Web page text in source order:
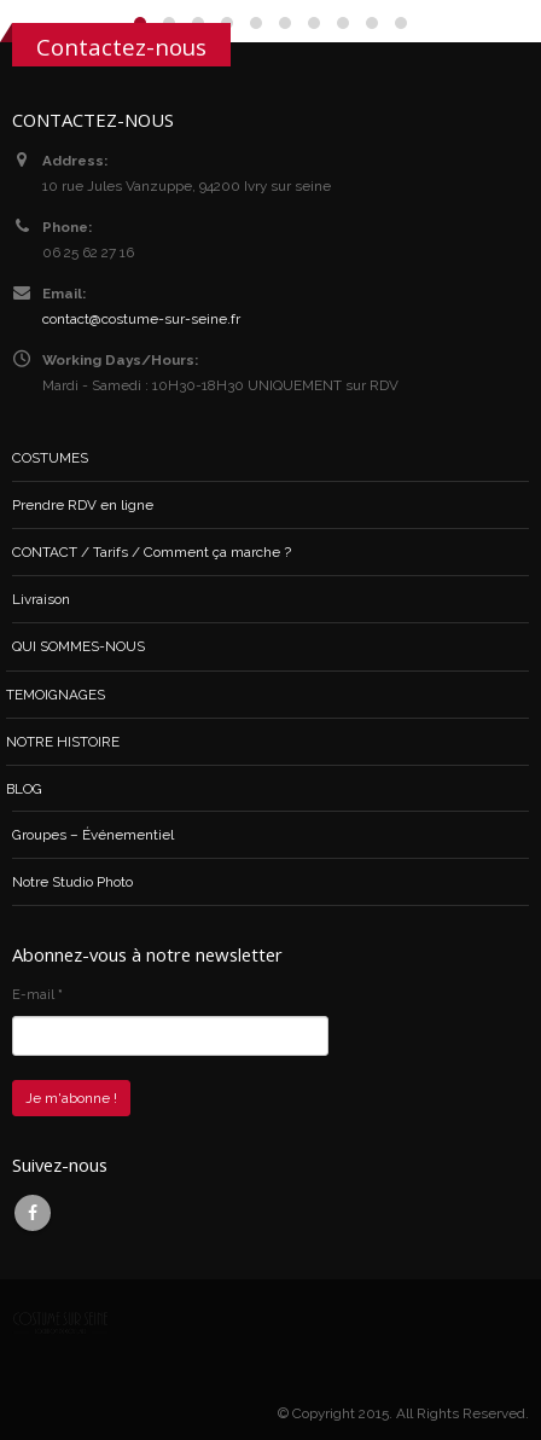
Contactez-nous
CONTACTEZ-NOUS
Address:
10 rue Jules Vanzuppe, 94200 Ivry sur seine
Phone:
06 25 62 27 16
Email:
contact@costume-sur-seine.fr
Working Days/Hours:
Mardi - Samedi : 10H30-18H30 UNIQUEMENT sur RDV
COSTUMES
Prendre RDV en ligne
CONTACT / Tarifs / Comment ça marche ?
Livraison
QUI SOMMES-NOUS
TEMOIGNAGES
NOTRE HISTOIRE
BLOG
Groupes – Événementiel
Notre Studio Photo
Abonnez-vous à notre newsletter
E-mail *
Suivez-nous
© Copyright 2015. All Rights Reserved.